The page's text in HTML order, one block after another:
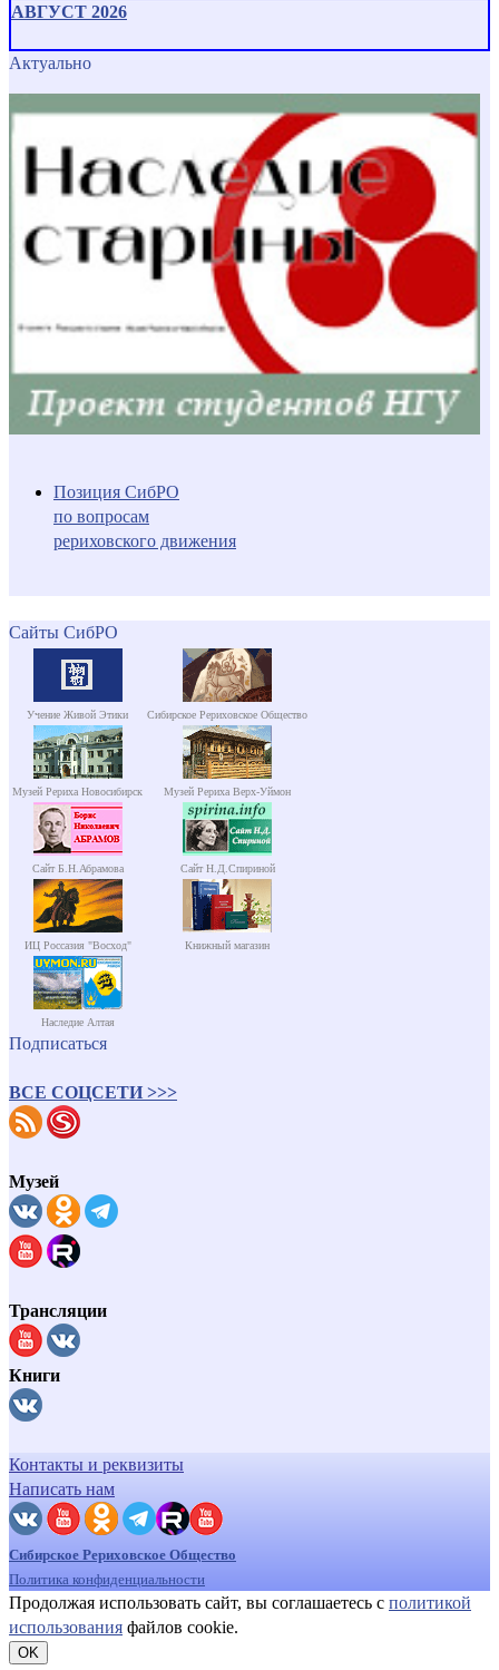
АВГУСТ 2026
Актуально
Позиция СибРО
по вопросам
рериховского движения
Сайты СибРО
Учение Живой Этики Сибирское Рериховское Общество
Музей Рериха Новосибирск Музей Рериха Верх-Уймон
Сайт Б.Н.Абрамова Сайт Н.Д.Спириной
ИЦ Россазия "Восход" Книжный магазин
Наследие Алтая
Подписаться
ВСЕ СОЦСЕТИ >>>
Музей
Трансляции
Книги
Контакты и реквизиты
Написать нам
Сибирское Рериховское Общество
Политика конфиденциальности
Продолжая использовать сайт, вы соглашаетесь с политикой
использования файлов cookie.
OK